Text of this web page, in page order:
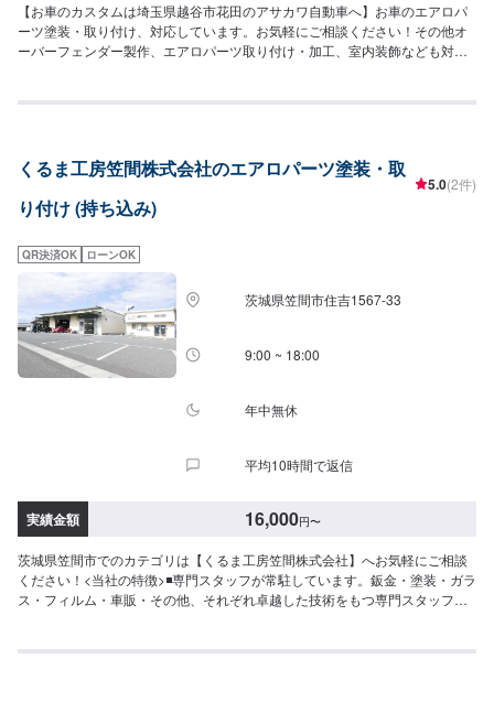
【お車のカスタムは埼玉県越谷市花田のアサカワ自動車へ】お車のエアロパ
ーツ塗装・取り付け、対応しています。お気軽にご相談ください！その他オ
ーバーフェンダー製作、エアロパーツ取り付け・加工、室内装飾なども対
いて/パーツのお持ち込みは可能です！ご希望の方はオファーをお送りいただ
ださい。\代車について/作業中は代車をお出しすることも可能ですので、ご希
望の方はお気軽にお申し付けください。※燃料代はお客さま負担となります。
\営業時間・定休日/営業時間：8:45～18:00定休日：日曜日
くるま工房笠間株式会社のエアロパーツ塗装・取
り付け (持ち込み)
5.0(2件)
QR決済OK ローンOK
茨城県笠間市住吉1567-33
9:00 ~ 18:00
年中無休
平均10時間で返信
実績金額 16,000円〜
茨城県笠間市でのカテゴリは【くるま工房笠間株式会社】へお気軽にご相談
ください！<当社の特徴>◾専門スタッフが常駐しています。鈑金・塗装・ガラ
ス・フィルム・車販・その他、それぞれ卓越した技術をもつ専門スタッフが
保証します。◾土・日・祝も営業してるのでお客様がお休みでも見積・修理が